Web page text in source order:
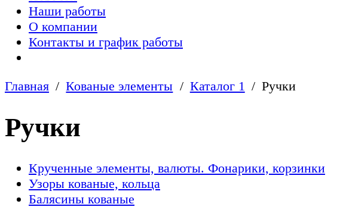
Наши работы
О компании
Контакты и график работы
Главная Кованые элементы Каталог 1 Ручки
Ручки
Крученные элементы, валюты. Фонарики, корзинки
Узоры кованые, кольца
Балясины кованые